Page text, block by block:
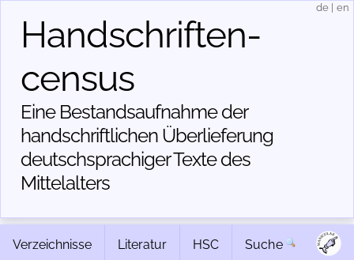
Handschriften­
census
Eine Bestandsaufnahme der
handschriftlichen Über­lieferung
deutschsprachiger Texte des
Mittelalters
de en
Verzeichnisse Literatur HSC Suche